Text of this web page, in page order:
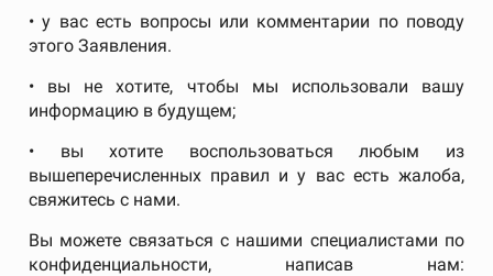
• у вас есть вопросы или комментарии по поводу
этого Заявления.
• вы не хотите, чтобы мы использовали вашу
информацию в будущем;
• вы хотите воспользоваться любым из
вышеперечисленных правил и у вас есть жалоба,
свяжитесь с нами.
Вы можете связаться с нашими специалистами по
конфиденциальности, написав нам: